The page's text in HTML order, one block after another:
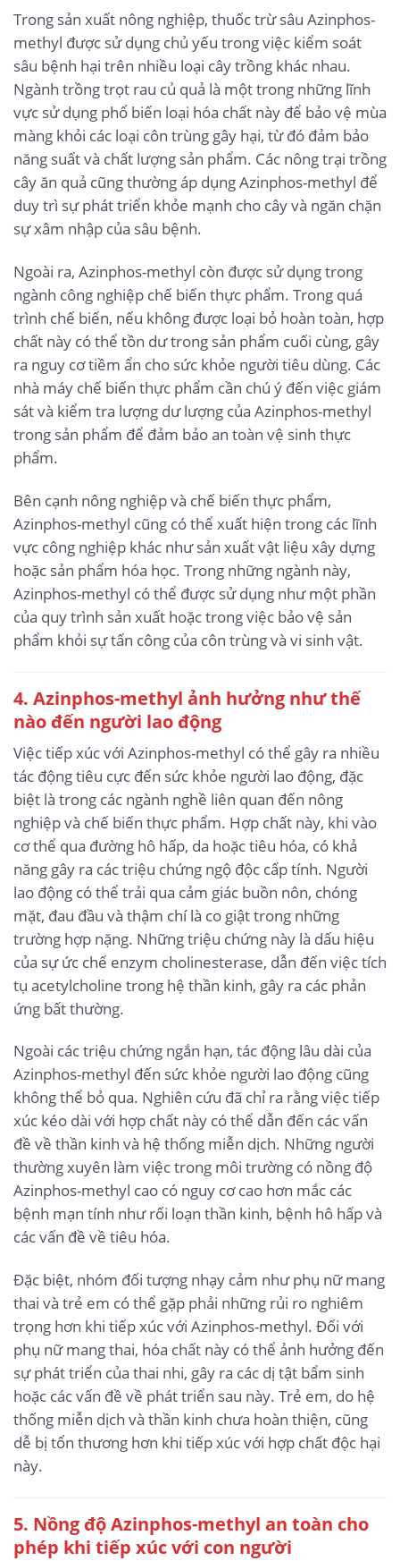
Trong sản xuất nông nghiệp, thuốc trừ sâu Azinphos-
methyl được sử dụng chủ yếu trong việc kiểm soát
sâu bệnh hại trên nhiều loại cây trồng khác nhau.
Ngành trồng trọt rau củ quả là một trong những lĩnh
vực sử dụng phổ biến loại hóa chất này để bảo vệ mùa
màng khỏi các loại côn trùng gây hại, từ đó đảm bảo
năng suất và chất lượng sản phẩm. Các nông trại trồng
cây ăn quả cũng thường áp dụng Azinphos-methyl để
duy trì sự phát triển khỏe mạnh cho cây và ngăn chặn
sự xâm nhập của sâu bệnh.
Ngoài ra, Azinphos-methyl còn được sử dụng trong
ngành công nghiệp chế biến thực phẩm. Trong quá
trình chế biến, nếu không được loại bỏ hoàn toàn, hợp
chất này có thể tồn dư trong sản phẩm cuối cùng, gây
ra nguy cơ tiềm ẩn cho sức khỏe người tiêu dùng. Các
nhà máy chế biến thực phẩm cần chú ý đến việc giám
sát và kiểm tra lượng dư lượng của Azinphos-methyl
trong sản phẩm để đảm bảo an toàn vệ sinh thực
phẩm.
Bên cạnh nông nghiệp và chế biến thực phẩm,
Azinphos-methyl cũng có thể xuất hiện trong các lĩnh
vực công nghiệp khác như sản xuất vật liệu xây dựng
hoặc sản phẩm hóa học. Trong những ngành này,
Azinphos-methyl có thể được sử dụng như một phần
của quy trình sản xuất hoặc trong việc bảo vệ sản
phẩm khỏi sự tấn công của côn trùng và vi sinh vật.
4. Azinphos-methyl ảnh hưởng như thế
nào đến người lao động
Việc tiếp xúc với Azinphos-methyl có thể gây ra nhiều
tác động tiêu cực đến sức khỏe người lao động, đặc
biệt là trong các ngành nghề liên quan đến nông
nghiệp và chế biến thực phẩm. Hợp chất này, khi vào
cơ thể qua đường hô hấp, da hoặc tiêu hóa, có khả
năng gây ra các triệu chứng ngộ độc cấp tính. Người
lao động có thể trải qua cảm giác buồn nôn, chóng
mặt, đau đầu và thậm chí là co giật trong những
trường hợp nặng. Những triệu chứng này là dấu hiệu
của sự ức chế enzym cholinesterase, dẫn đến việc tích
tụ acetylcholine trong hệ thần kinh, gây ra các phản
ứng bất thường.
Ngoài các triệu chứng ngắn hạn, tác động lâu dài của
Azinphos-methyl đến sức khỏe người lao động cũng
không thể bỏ qua. Nghiên cứu đã chỉ ra rằng việc tiếp
xúc kéo dài với hợp chất này có thể dẫn đến các vấn
đề về thần kinh và hệ thống miễn dịch. Những người
thường xuyên làm việc trong môi trường có nồng độ
Azinphos-methyl cao có nguy cơ cao hơn mắc các
bệnh mạn tính như rối loạn thần kinh, bệnh hô hấp và
các vấn đề về tiêu hóa.
Đặc biệt, nhóm đối tượng nhạy cảm như phụ nữ mang
thai và trẻ em có thể gặp phải những rủi ro nghiêm
trọng hơn khi tiếp xúc với Azinphos-methyl. Đối với
phụ nữ mang thai, hóa chất này có thể ảnh hưởng đến
sự phát triển của thai nhi, gây ra các dị tật bẩm sinh
hoặc các vấn đề về phát triển sau này. Trẻ em, do hệ
thống miễn dịch và thần kinh chưa hoàn thiện, cũng
dễ bị tổn thương hơn khi tiếp xúc với hợp chất độc hại
này.
5. Nồng độ Azinphos-methyl an toàn cho
phép khi tiếp xúc với con người